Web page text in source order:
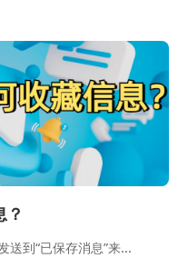
到“已保存消息”来...